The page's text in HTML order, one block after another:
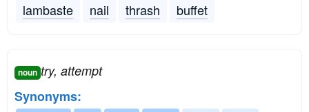
lambaste
nail thrash buffet
noun try, attempt
Synonyms: